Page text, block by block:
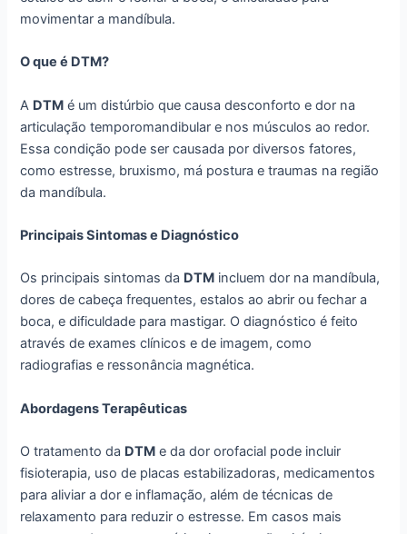
movimentar a mandíbula.
O que é DTM?
A DTM é um distúrbio que causa desconforto e dor na
articulação temporomandibular e nos músculos ao redor.
Essa condição pode ser causada por diversos fatores,
como estresse, bruxismo, má postura e traumas na região
da mandíbula.
Principais Sintomas e Diagnóstico
Os principais sintomas da DTM incluem dor na mandíbula,
dores de cabeça frequentes, estalos ao abrir ou fechar a
boca, e dificuldade para mastigar. O diagnóstico é feito
através de exames clínicos e de imagem, como
radiografias e ressonância magnética.
Abordagens Terapêuticas
O tratamento da DTM e da dor orofacial pode incluir
fisioterapia, uso de placas estabilizadoras, medicamentos
para aliviar a dor e inflamação, além de técnicas de
relaxamento para reduzir o estresse. Em casos mais